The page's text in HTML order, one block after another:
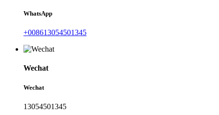
WhatsApp
+008613054501345
Wechat
Wechat
13054501345